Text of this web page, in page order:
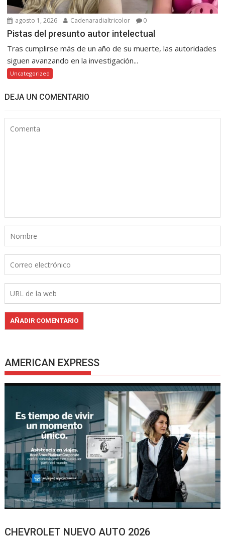
agosto 1, 2026 Cadenaradialtricolor 0
Pistas del presunto autor intelectual
Tras cumplirse más de un año de su muerte, las autoridades
siguen avanzando en la investigación...
Uncategorized
DEJA UN COMENTARIO
AMERICAN EXPRESS
CHEVROLET NUEVO AUTO 2026